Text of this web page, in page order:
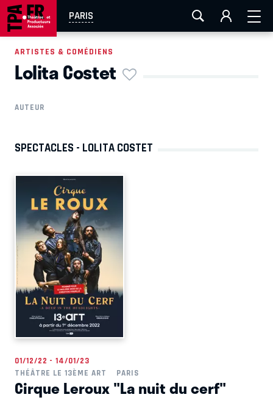
PARIS
AIX-MARSEILLE LA ROCHELLE
EN TOURNÉE
ARTISTES & COMÉDIENS
Lolita Costet
AUTEUR
SPECTACLES - LOLITA COSTET
01/12/22 - 14/01/23
THÉÂTRE LE 13ÈME ART
PARIS
Cirque Leroux "La nuit du cerf"